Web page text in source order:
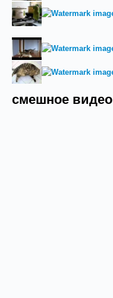
смешное видео